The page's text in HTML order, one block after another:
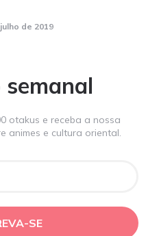
de 2019
semanal
otakus e receba a nossa
animes e cultura oriental.